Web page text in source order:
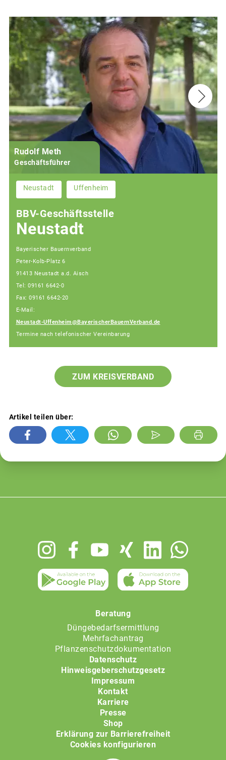
Rudolf Meth
Geschäftsführer
Neustadt Uffenheim
BBV-Geschäftsstelle
Neustadt
Bayerischer Bauernverband
Peter-Kolb-Platz 6
91413 Neustadt a.d. Aisch
Tel: 09161 6642-0
Fax: 09161 6642-20
E-Mail:
Neustadt-Uffenheim@BayerischerBauernVerband.de
Termine nach telefonischer Vereinbarung
ZUM KREISVERBAND
Artikel teilen über:
Beratung
Düngebedarfsermittlung
Mehrfachantrag
Pflanzenschutzdokumentation
Datenschutz
Hinweisgeberschutzgesetz
Impressum
Kontakt
Karriere
Presse
Shop
Erklärung zur Barrierefreiheit
Cookies konfigurieren